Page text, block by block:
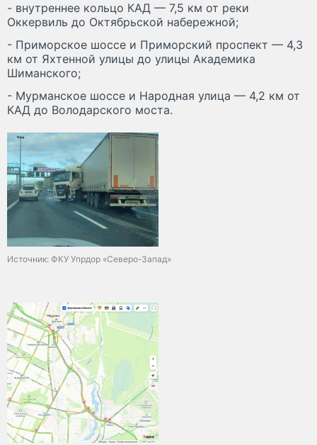
- внутреннее кольцо КАД — 7,5 км от реки
Оккервиль до Октябрьской набережной;
- Приморское шоссе и Приморский проспект — 4,3
км от Яхтенной улицы до улицы Академика
Шиманского;
- Мурманское шоссе и Народная улица — 4,2 км от
КАД до Володарского моста.
Источник: ФКУ Упрдор «Северо-Запад»